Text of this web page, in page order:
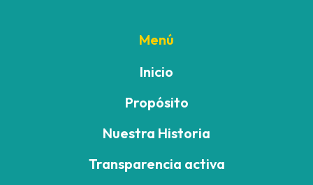
Menú
Inicio
Propósito
Nuestra Historia
Transparencia activa